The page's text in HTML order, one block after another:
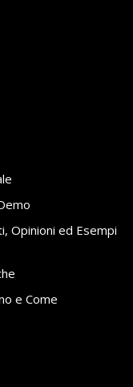
Opinioni ed Esempi
e Come